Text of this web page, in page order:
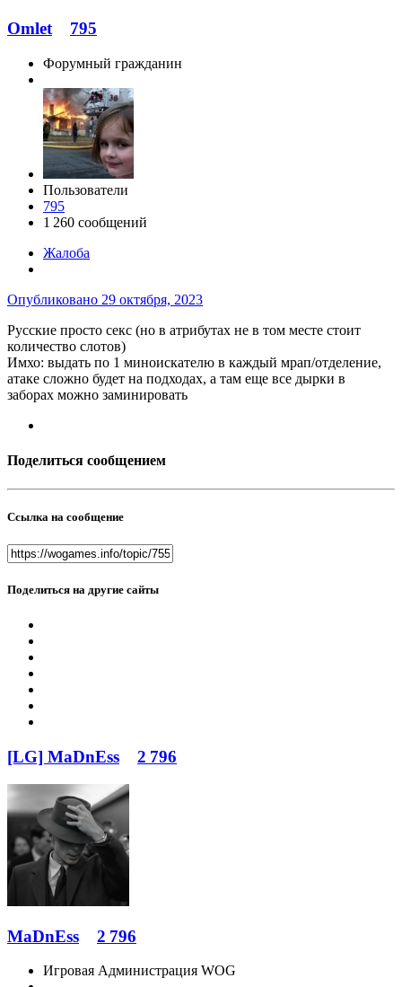
Omlet 795
Форумный гражданин
Пользователи
795
1 260 сообщений
Жалоба
Опубликовано 29 октября, 2023
Русские просто секс (но в атрибутах не в том месте стоит
количество слотов)
Имхо: выдать по 1 миноискателю в каждый мрап/отделение,
атаке сложно будет на подходах, а там еще все дырки в
заборах можно заминировать
Поделиться сообщением
Ссылка на сообщение
Поделиться на другие сайты
[LG] MaDnEss 2 796
MaDnEss 2 796
Игровая Администрация WOG